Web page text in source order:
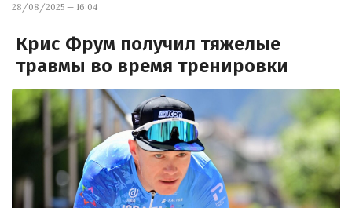
28/08/2025 — 16:04
Крис Фрум получил тяжелые
травмы во время тренировки